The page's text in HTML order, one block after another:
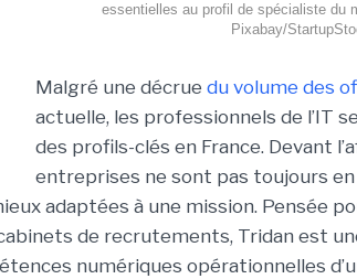
essentielles au profil de spécialiste du
Pixabay/
Malgré une décrue du volume des
actuelle, les professionnels de l’IT
des profils-clés en France. Devant
entreprises ne sont pas toujours
adaptées à une mission. Pensée
de recrutements, Tridan est
numériques opérationnelles